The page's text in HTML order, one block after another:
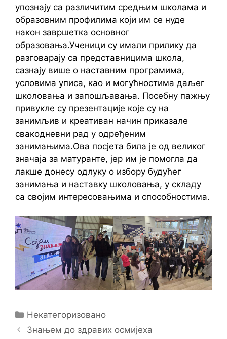
упознају са различитим средњим школама и
образовним профилима који им се нуде
након завршетка основног
образовања.Ученици су имали прилику да
разговарају са представницима школа,
сазнају више о наставним програмима,
условима уписа, као и могућностима даљег
школовања и запошљавања. Посебну пажњу
привукле су презентације које су на
занимљив и креативан начин приказале
свакодневни рад у одређеним
занимањима.Ова посјета била је од великог
значаја за матуранте, јер им је помогла да
лакше донесу одлуку о избору будућег
занимања и наставку школовања, у складу
са својим интересовањима и способностима.
Categories
Некатегоризовано
Знањем до здравих осмијеха